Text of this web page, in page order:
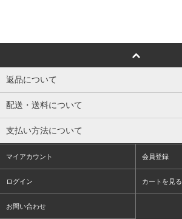
返品について
配送・送料について
支払い方法について
マイアカウント 会員登録
ログイン カートを見る
お問い合わせ